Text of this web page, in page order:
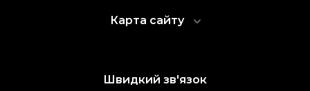
Карта сайту
Швидкий зв'язок